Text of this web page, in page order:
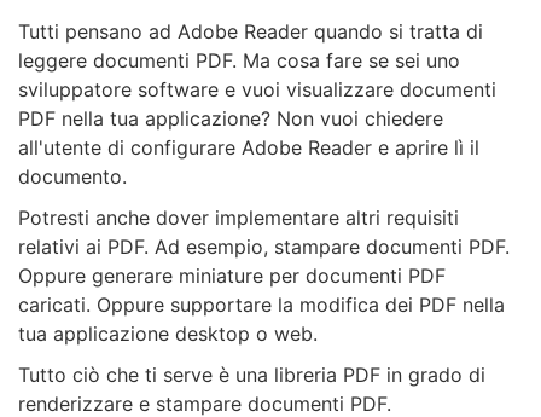
Tutti pensano ad Adobe Reader quando si tratta di
leggere documenti PDF. Ma cosa fare se sei uno
sviluppatore software e vuoi visualizzare documenti
PDF nella tua applicazione? Non vuoi chiedere
all'utente di configurare Adobe Reader e aprire lì il
documento.
Potresti anche dover implementare altri requisiti
relativi ai PDF. Ad esempio, stampare documenti PDF.
Oppure generare miniature per documenti PDF
caricati. Oppure supportare la modifica dei PDF nella
tua applicazione desktop o web.
Tutto ciò che ti serve è una libreria PDF in grado di
renderizzare e stampare documenti PDF.